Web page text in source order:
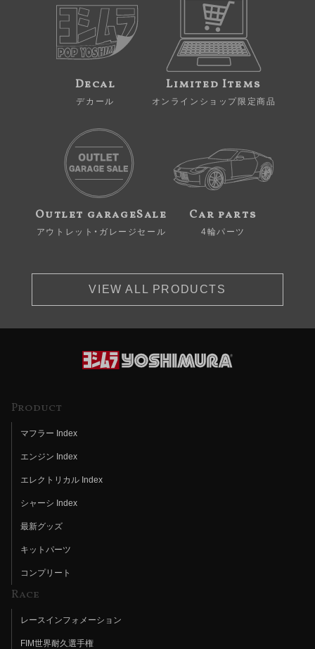
Decal
デカール
Limited Items
オンラインショップ限定商品
Outlet garageSale
アウトレット・ガレージセール
Car parts
4輪パーツ
VIEW ALL PRODUCTS
Product
マフラー Index
エンジン Index
エレクトリカル Index
シャーシ Index
最新グッズ
キットパーツ
コンプリート
Race
レースインフォメーション
FIM世界耐久選手権